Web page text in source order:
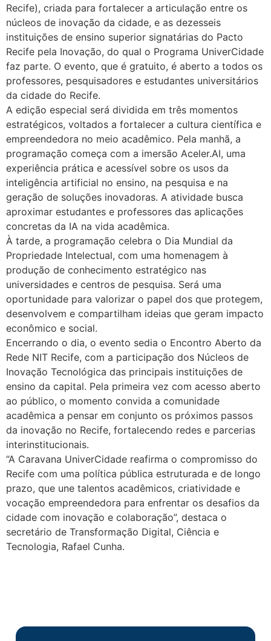
Recife), criada para fortalecer a articulação entre os
núcleos de inovação da cidade, e as dezesseis
instituições de ensino superior signatárias do Pacto
Recife pela Inovação, do qual o Programa UniverCidade
faz parte. O evento, que é gratuito, é aberto a todos os
professores, pesquisadores e estudantes universitários
da cidade do Recife.
A edição especial será dividida em três momentos
estratégicos, voltados a fortalecer a cultura científica e
empreendedora no meio acadêmico. Pela manhã, a
programação começa com a imersão Aceler.AI, uma
experiência prática e acessível sobre os usos da
inteligência artificial no ensino, na pesquisa e na
geração de soluções inovadoras. A atividade busca
aproximar estudantes e professores das aplicações
concretas da IA na vida acadêmica.
À tarde, a programação celebra o Dia Mundial da
Propriedade Intelectual, com uma homenagem à
produção de conhecimento estratégico nas
universidades e centros de pesquisa. Será uma
oportunidade para valorizar o papel dos que protegem,
desenvolvem e compartilham ideias que geram impacto
econômico e social.
Encerrando o dia, o evento sedia o Encontro Aberto da
Rede NIT Recife, com a participação dos Núcleos de
Inovação Tecnológica das principais instituições de
ensino da capital. Pela primeira vez com acesso aberto
ao público, o momento convida a comunidade
acadêmica a pensar em conjunto os próximos passos
da inovação no Recife, fortalecendo redes e parcerias
interinstitucionais.
“A Caravana UniverCidade reafirma o compromisso do
Recife com uma política pública estruturada e de longo
prazo, que une talentos acadêmicos, criatividade e
vocação empreendedora para enfrentar os desafios da
cidade com inovação e colaboração”, destaca o
secretário de Transformação Digital, Ciência e
Tecnologia, Rafael Cunha.